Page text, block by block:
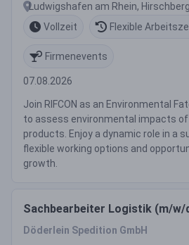
Ludwigshafen am Rhein,
Vollzeit
Flexible
Firmenevents
07.08.2026
Join RIFCON as an Environmental
to assess environmental impacts
products. Enjoy a dynamic role in a
flexible working options and
growth.
Sachbearbeiter Logistik (m/w/
Döderlein Spedition GmbH